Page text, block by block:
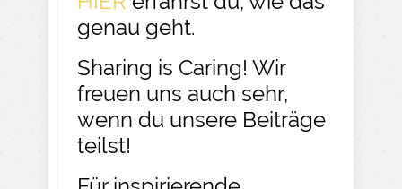
genau geht.​
Sharing is Caring! Wir
freuen uns auch sehr,
wenn du unsere Beiträge
teilst!​